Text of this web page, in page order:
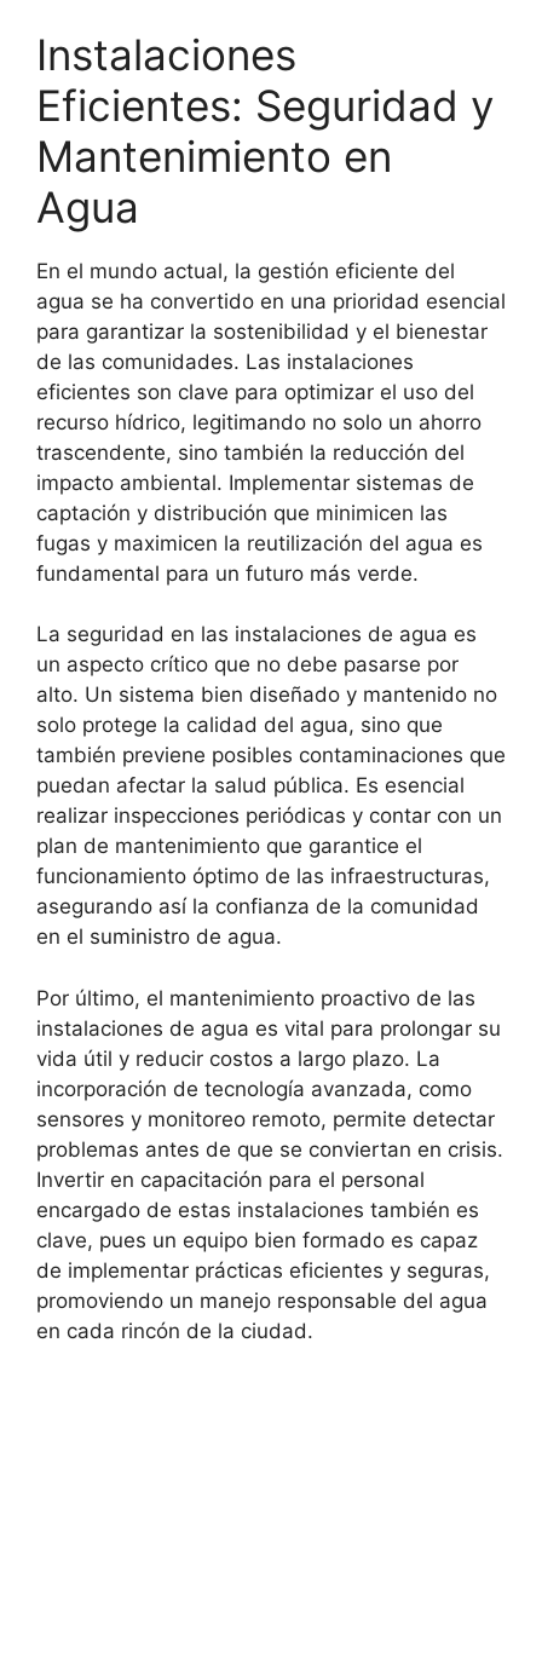
Instalaciones
Eficientes: Seguridad y
Mantenimiento en
Agua
En el mundo actual, la gestión eficiente del
agua se ha convertido en una prioridad esencial
para garantizar la sostenibilidad y el bienestar
de las comunidades. Las instalaciones
eficientes son clave para optimizar el uso del
recurso hídrico, legitimando no solo un ahorro
trascendente, sino también la reducción del
impacto ambiental. Implementar sistemas de
captación y distribución que minimicen las
fugas y maximicen la reutilización del agua es
fundamental para un futuro más verde.
La seguridad en las instalaciones de agua es
un aspecto crítico que no debe pasarse por
alto. Un sistema bien diseñado y mantenido no
solo protege la calidad del agua, sino que
también previene posibles contaminaciones que
puedan afectar la salud pública. Es esencial
realizar inspecciones periódicas y contar con un
plan de mantenimiento que garantice el
funcionamiento óptimo de las infraestructuras,
asegurando así la confianza de la comunidad
en el suministro de agua.
Por último, el mantenimiento proactivo de las
instalaciones de agua es vital para prolongar su
vida útil y reducir costos a largo plazo. La
incorporación de tecnología avanzada, como
sensores y monitoreo remoto, permite detectar
problemas antes de que se conviertan en crisis.
Invertir en capacitación para el personal
encargado de estas instalaciones también es
clave, pues un equipo bien formado es capaz
de implementar prácticas eficientes y seguras,
promoviendo un manejo responsable del agua
en cada rincón de la ciudad.